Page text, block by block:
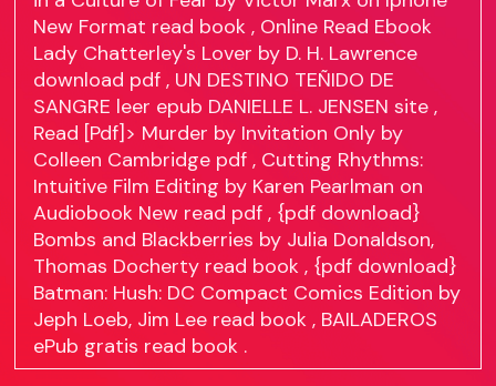
New Format read book , Online Read Ebook
Lady Chatterley's Lover by D. H. Lawrence
download pdf , UN DESTINO TEÑIDO DE
SANGRE leer epub DANIELLE L. JENSENsite ,
Read [Pdf]> Murder by Invitation Only by
Colleen Cambridge pdf , Cutting Rhythms:
Intuitive Film Editing by Karen Pearlman on
Audiobook New read pdf , {pdf download}
Bombs and Blackberries by Julia Donaldson,
Thomas Docherty read book , {pdf download}
Batman: Hush: DC Compact Comics Edition by
Jeph Loeb, Jim Lee read book , BAILADEROS
ePub gratis read book .